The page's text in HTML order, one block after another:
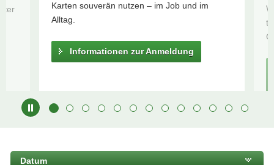
in
Gebietstopographie
Digitaler
Zwilling
in Prag
Karten souverän nutzen – im Job und im
Alltag.
Informationen zur Anmeldung
Hauptinhalt
Datum